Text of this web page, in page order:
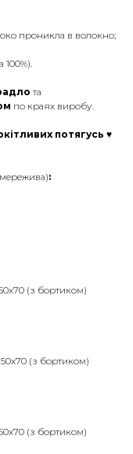
проникла в волокно;
та
по краях виробу.
потягусь ♥
:
(з бортиком)
(з бортиком)
(з бортиком)